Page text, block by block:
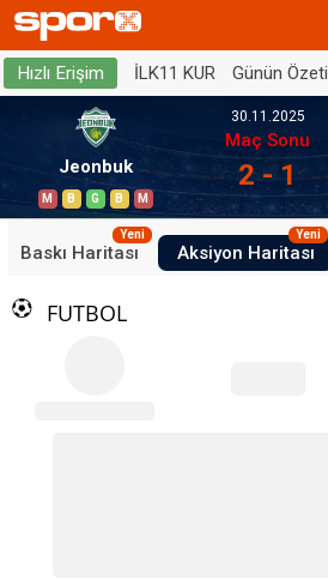
Hızlı Erişim İLK11 KUR Günün Özeti
Jeonbuk
M B G B M
30.11.2025
Maç Sonu
2 - 1
Baskı Haritası
Yeni
Aksiyon Haritası
Yeni
FUTBOL